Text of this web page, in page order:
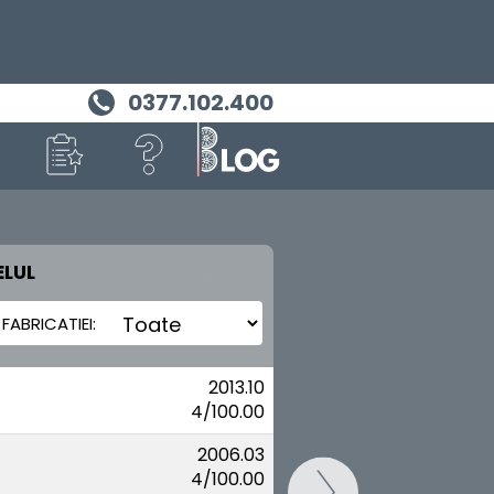
0377.102.400
2013.10
4/100.00
2006.03
4/100.00